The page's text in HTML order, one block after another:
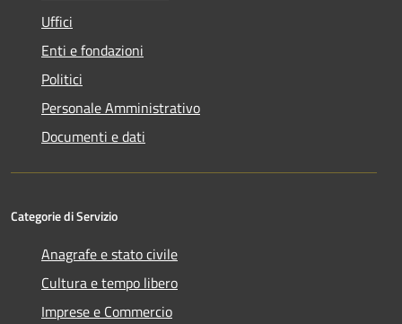
Uffici
Enti e fondazioni
Politici
Personale Amministrativo
Documenti e dati
Categorie di Servizio
Anagrafe e stato civile
Cultura e tempo libero
Imprese e Commercio